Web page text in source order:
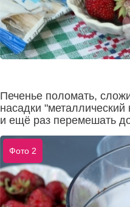
Печенье поломать,
насадки
и ещё раз перемешать
Фото 2